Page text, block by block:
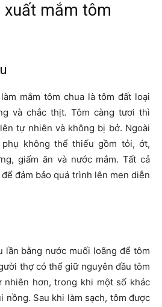
xuất mắm tôm
mắm tôm chua là tôm đất loại
và chắc thịt. Tôm càng tươi thì
tự nhiên và không bị bở. Ngoài
không thể thiếu gồm tỏi, ớt,
giấm ăn và nước mắm. Tất cả
đảm bảo quá trình lên men diễn
lần bằng nước muối loãng để tôm
thợ có thể giữ nguyên đầu tôm
nhiên hơn, trong khi một số khác
nồng. Sau khi làm sạch, tôm được